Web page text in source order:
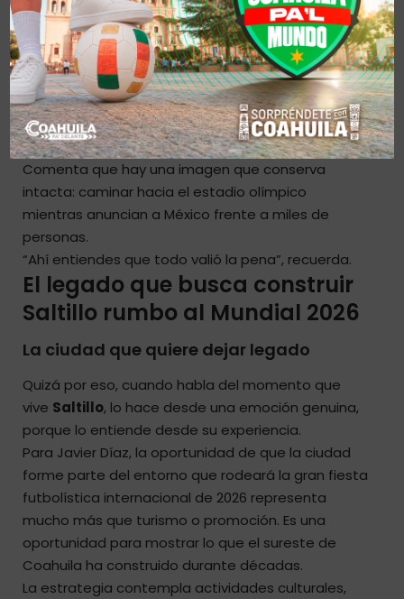
hoy repite con convicción: antes de que el cuerpo
se rinda, suele hacerlo la mente.
Esa preparación mental fue la que lo llevó a
representar a México enSídney 2000yAtenas
2004, experiencias que terminaron moldeando su
manera de entender el esfuerzo, la presión y el
orgullo de representar a México frente al mundo.
Comenta que hay una imagen que conserva
intacta: caminar hacia el estadio olímpico
mientras anuncian a México frente a miles de
personas.
“Ahí entiendes que todo valió la pena”, recuerda.
El legado que busca construir
Saltillo rumbo al Mundial 2026
La ciudad que quiere dejar legado
Quizá por eso, cuando habla del momento que
vive Saltillo, lo hace desde una emoción genuina,
porque lo entiende desde su experiencia.
Para Javier Díaz, la oportunidad de que la ciudad
forme parte del entorno que rodeará la gran fiesta
futbolística internacional de 2026 representa
mucho más que turismo o promoción. Es una
oportunidad para mostrar lo que el sureste de
Coahuila ha construido durante décadas.
La estrategia contempla actividades culturales,